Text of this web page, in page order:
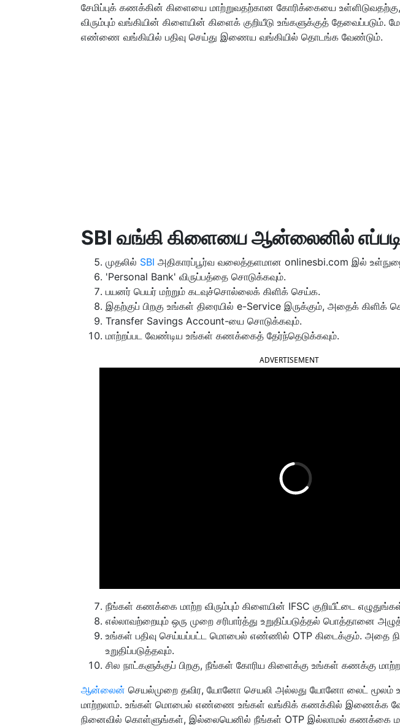
சேமிப்புக் கணக்கின் கிளையை மாற்றுவதற்கான கோரிக்கையை
விரும்பும் வங்கியின் கிளையின் கிளைக் குறியீடு உங்களுக்குத்
எண்ணை வங்கியில் பதிவு செய்து இணைய வங்கியில் தொடங்க வேண்டும்.
SBI வங்கி கிளையை ஆன்லைனில் எப்படி
முதலில் SBI அதிகாரப்பூர்வ வலைத்தளமான onlinesbi.com இல்
'Personal Bank' விருப்பத்தை சொடுக்கவும்.
பயனர் பெயர் மற்றும் கடவுச்சொல்லைக் கிளிக் செய்க.
இதற்குப் பிறகு உங்கள் திரையில் e-Service இருக்கும், அதைக் கிளிக்
Transfer Savings Account-யை சொடுக்கவும்.
மாற்றப்பட வேண்டிய உங்கள் கணக்கைத் தேர்ந்தெடுக்கவும்.
ADVERTISEMENT
நீங்கள் கணக்கை மாற்ற விரும்பும் கிளையின் IFSC குறியீட்டை
எல்லாவற்றையும் ஒரு முறை சரிபார்த்து உறுதிப்படுத்தல் பொத்தானை
உங்கள் பதிவு செய்யப்பட்ட மொபைல் எண்ணில் OTP கிடைக்கும். அதை
உறுதிப்படுத்தவும்.
சில நாட்களுக்குப் பிறகு, நீங்கள் கோரிய கிளைக்கு உங்கள் கணக்கு
ஆன்லைன் செயல்முறை தவிர, யோனோ செயலி அல்லது யோனோ லைட் மூலம்
மாற்றலாம். உங்கள் மொபைல் எண்ணை உங்கள் வங்கிக் கணக்கில் இணைக்க
நினைவில் கொள்ளுங்கள், இல்லையெனில் நீங்கள் OTP இல்லாமல் கணக்கை